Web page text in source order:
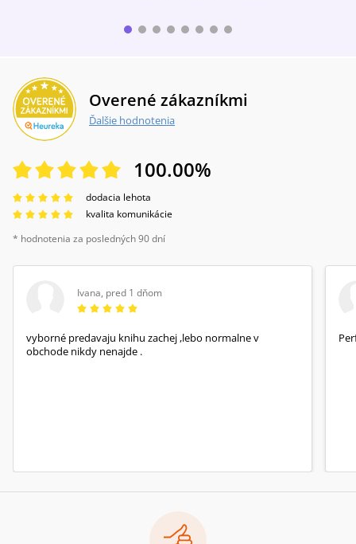
Overené zákazníkmi
Ďalšie hodnotenia
100.00%
dodacia lehota
kvalita komunikácie
* hodnotenia za posledných 90 dní
Ivana, pred 1 dňom
vyborné predavaju knihu zachej ,lebo normalne v
obchode nikdy nenajde .